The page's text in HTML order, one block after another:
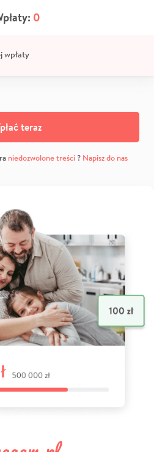
0
wpłaty
teraz
niedozwolone treści? Napisz do nas